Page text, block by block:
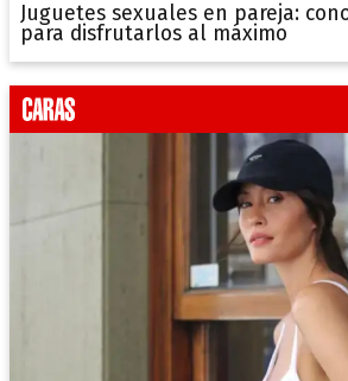
Juguetes sexuales en pareja:
para disfrutarlos al máximo